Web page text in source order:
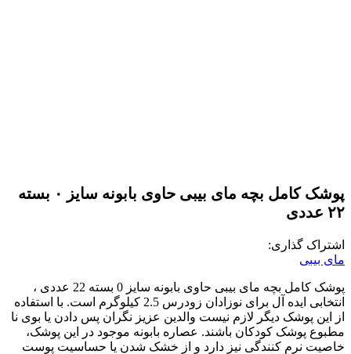
پوشک کامل بچه مای بیبی حاوی بابونه سایز ۰ بسته
۲۲ عددی
اشتراک گذاری:
مای بیبی
پوشک کامل بچه مای بیبی حاوی بابونه سایز 0 بسته 22 عددی ،
انتخابی ایده آل برای نوزادان زودرس 2.5 کیلوگرم است. با استفاده
از این پوشک دیگر لازم نیست والدین عزیز نگران پس دادن یا بوی نا
مطبوع پوشک کودکان باشند. عصاره بابونه موجود در این پوشک،
خاصیت نرم کنندگی نیز دارد و از خشک شدن یا حساسیت پوست